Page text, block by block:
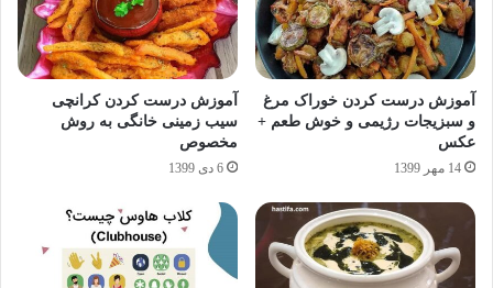
آموزش درست کردن خوراک مرغ
و سبزیجات رژیمی و خوش طعم +
عکس
14 مهر 1399
آموزش درست کردن کرانچی
سیب زمینی خانگی به روش
مخصوص
6 دی 1399